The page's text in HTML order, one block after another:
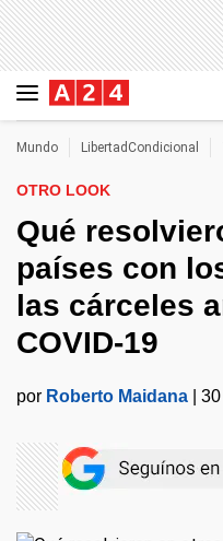
Mundo LibertadCondicional
OTRO LOOK
Qué
países con
las cárceles
COVID-19
por Roberto Maidana